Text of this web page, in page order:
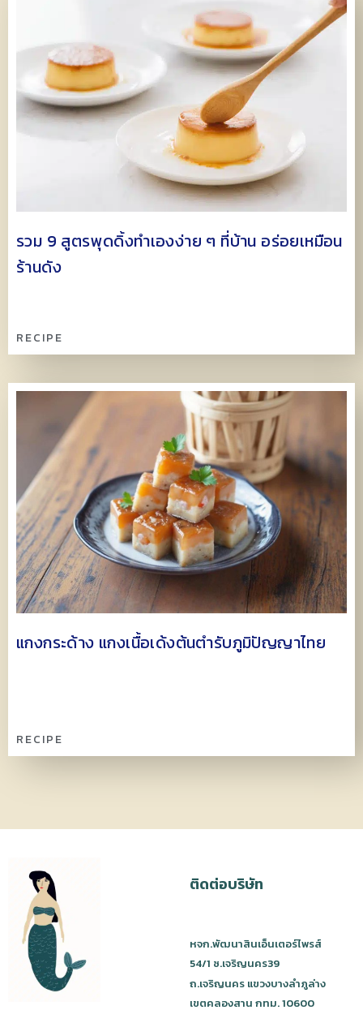
รวม 9 สูตรพุดดิ้งทำเองง่าย ๆ ที่บ้าน อร่อยเหมือน
ร้านดัง
RECIPE
แกงกระด้าง แกงเนื้อเด้งต้นตำรับภูมิปัญญาไทย
RECIPE
ติดต่อบริษัท
หจก.พัฒนาสินเอ็นเตอร์ไพรส์
54/1 ซ.เจริญนคร39
ถ.เจริญนคร แขวงบางลำภูล่าง
เขตคลองสาน กทม. 10600